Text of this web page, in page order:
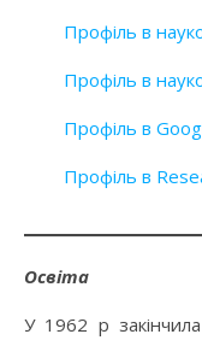
Профіль в
Профіль в
Профіль в
Профіль в
Освіта
У 1962 р